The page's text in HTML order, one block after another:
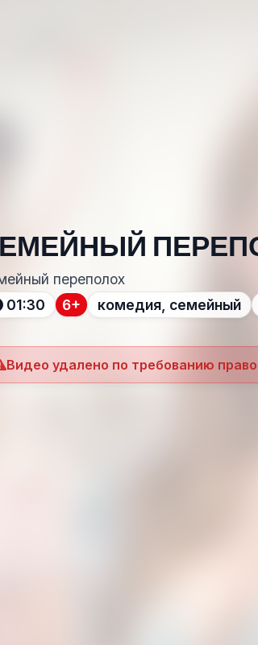
переполох
01:30
6+ комедия, семейный
Видео удалено по требованию